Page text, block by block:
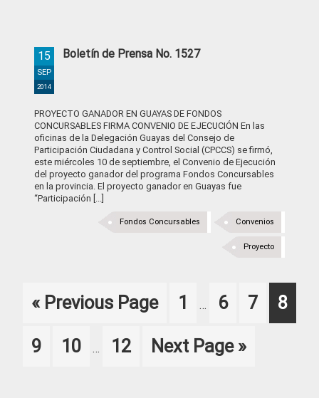
Boletín de Prensa No. 1527
15
SEP
2014
PROYECTO GANADOR EN GUAYAS DE FONDOS
CONCURSABLES FIRMA CONVENIO DE EJECUCIÓN En las
oficinas de la Delegación Guayas del Consejo de
Participación Ciudadana y Control Social (CPCCS) se firmó,
este miércoles 10 de septiembre, el Convenio de Ejecución
del proyecto ganador del programa Fondos Concursables
en la provincia. El proyecto ganador en Guayas fue
“Participación [...]
Convenios
Fondos Concursables
Proyecto
« Go
Previous Page Page
1
pages
… Page
6 Page
7 Page
8
Page
9 Page
10
pages
… Page
12
Go
Next Page »